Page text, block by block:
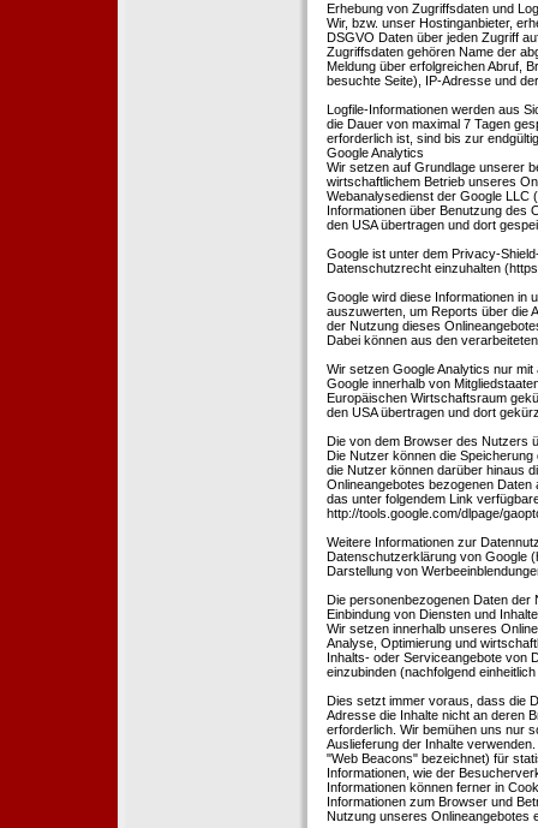
Erhebung von Zugriffsdaten und
Wir, bzw. unser Hostinganbieter,
DSGVO Daten über jeden Zugriff
Zugriffsdaten gehören Name der
Meldung über erfolgreichen Abruf,
besuchte Seite), IP-Adresse und
Logfile-Informationen werden aus
die Dauer von maximal 7 Tagen
erforderlich ist, sind bis zur
Google Analytics
Wir setzen auf Grundlage unserer
wirtschaftlichem Betrieb unseres
Webanalysedienst der Google LLC
Informationen über Benutzung des
den USA übertragen und dort
Google ist unter dem Privacy-
Datenschutzrecht einzuhalten
Google wird diese Informationen in
auszuwerten, um Reports über die
der Nutzung dieses
Dabei können aus den
Wir setzen Google Analytics nur
Google innerhalb von
Europäischen Wirtschaftsraum
den USA übertragen und dort
Die von dem Browser des Nutzers
Die Nutzer können die
die Nutzer können darüber hinaus
Onlineangebotes bezogenen
das unter folgendem Link
http://tools.google.com/dlpage/
Weitere Informationen zur
Datenschutzerklärung von Google
Darstellung von
Die personenbezogenen Daten der
Einbindung von Diensten und
Wir setzen innerhalb unseres
Analyse, Optimierung und
Inhalts- oder Serviceangebote von
einzubinden (nachfolgend
Dies setzt immer voraus, dass die
Adresse die Inhalte nicht an deren
erforderlich. Wir bemühen uns nur
Auslieferung der Inhalte
"Web Beacons" bezeichnet) für
Informationen, wie der
Informationen können ferner in
Informationen zum Browser und
Nutzung unseres Onlineangebotes